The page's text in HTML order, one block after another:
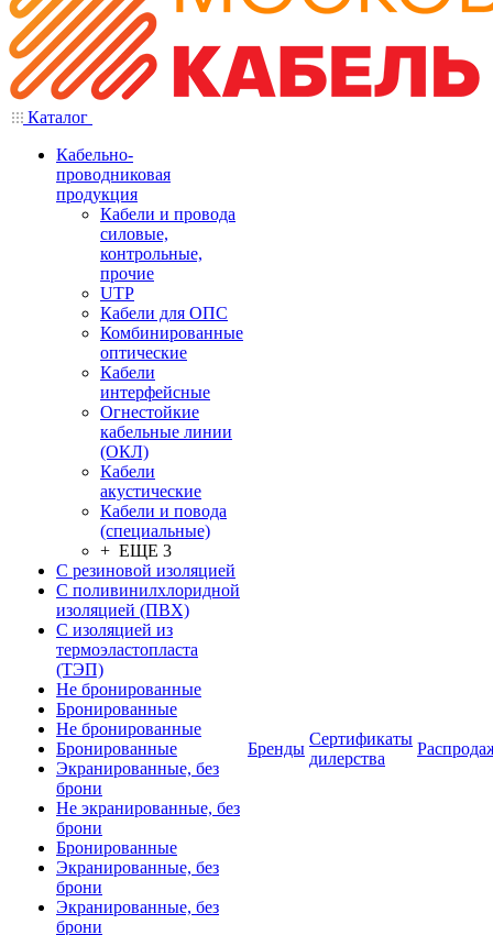
Каталог
Кабельно-
проводниковая
продукция
Кабели и провода
силовые,
контрольные,
прочие
UTP
Кабели для ОПС
Комбинированные
оптические
Кабели
интерфейсные
Огнестойкие
кабельные линии
(ОКЛ)
Кабели
акустические
Кабели и повода
(специальные)
+ ЕЩЕ 3
С резиновой изоляцией
С поливинилхлоридной
изоляцией (ПВХ)
С изоляцией из
термоэластопласта
(ТЭП)
Не бронированные
Бронированные
Не бронированные
Бронированные
Экранированные, без
брони
Не экранированные, без
брони
Бронированные
Экранированные, без
брони
Экранированные, без
брони
Бренды
Сертификаты
дилерства